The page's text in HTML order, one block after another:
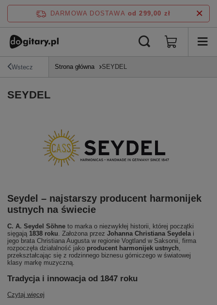
DARMOWA DOSTAWA od 299,00 zł
Wstecz Strona główna SEYDEL
SEYDEL
Seydel – najstarszy producent harmonijek
ustnych na świecie
C. A. Seydel Söhne to marka o niezwykłej historii, której początki
sięgają 1838 roku. Założona przez Johanna Christiana Seydelai
jego brata Christiana Augusta w regionie Vogtland w Saksonii, firma
rozpoczęła działalność jako producent harmonijek ustnych,
przekształcając się z rodzinnego biznesu górniczego w światowej
klasy markę muzyczną.
Tradycja i innowacja od 1847 roku
Czytaj więcej